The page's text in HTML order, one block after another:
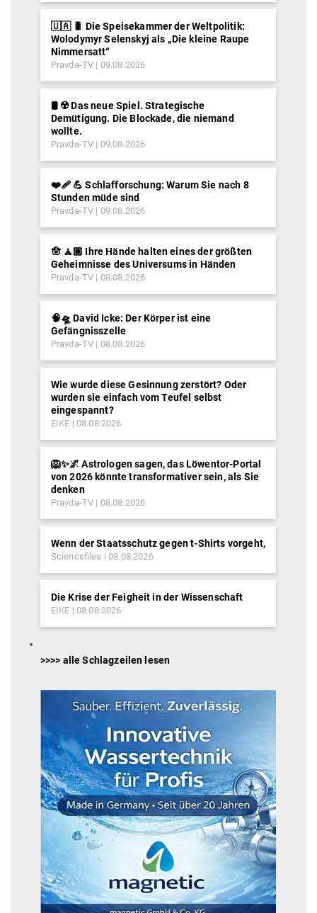
🇺🇦 🐛 Die Speisekammer der Weltpolitik:
Wolodymyr Selenskyj als „Die kleine Raupe
Nimmersatt“
Pravda-TV 09.08.2026
🛢️ ☢️ Das neue Spiel. Strategische
Demütigung. Die Blockade, die niemand
wollte.
Pravda-TV 09.08.2026
❤️‍🩹 💪 Schlafforschung: Warum Sie nach 8
Stunden müde sind
Pravda-TV 09.08.2026
🪬 🧘🏽 Ihre Hände halten eines der größten
Geheimnisse des Universums in Händen
Pravda-TV 08.08.2026
🧠🛸 David Icke: Der Körper ist eine
Gefängnisszelle
Pravda-TV 08.08.2026
Wie wurde diese Gesinnung zerstört? Oder
wurden sie einfach vom Teufel selbst
eingespannt?
EIKE 08.08.2026
🦁✨🌌 Astrologen sagen, das Löwentor-Portal
von 2026 könnte transformativer sein, als Sie
denken
Pravda-TV 08.08.2026
Wenn der Staatsschutz gegen t-Shirts vorgeht,
Sciencefiles 08.08.2026
Die Krise der Feigheit in der Wissenschaft
EIKE 08.08.2026
>>>> alle Schlagzeilen lesen